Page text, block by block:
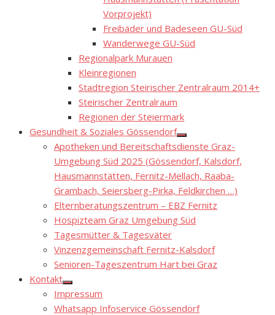
Vorprojekt)
Freibäder und Badeseen GU-Süd
Wanderwege GU-Süd
Regionalpark Murauen
Kleinregionen
Stadtregion Steirischer Zentralraum 2014+
Steirischer Zentralraum
Regionen der Steiermark
Gesundheit & Soziales Gössendorf
Show
sub
menu
Apotheken und Bereitschaftsdienste Graz-
Umgebung Süd 2025 (Gössendorf, Kalsdorf,
Hausmannstätten, Fernitz-Mellach, Raaba-
Grambach, Seiersberg-Pirka, Feldkirchen …)
Elternberatungszentrum – EBZ Fernitz
Hospizteam Graz Umgebung Süd
Tagesmütter & Tagesväter
Vinzenzgemeinschaft Fernitz-Kalsdorf
Senioren-Tageszentrum Hart bei Graz
Kontakt
Show
sub
menu
Impressum
Whatsapp Infoservice Gössendorf